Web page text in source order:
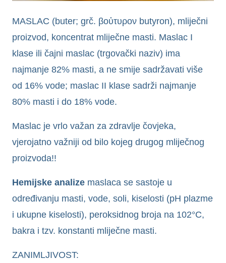
MASLAC (buter; grč. βοὐτυρον butyron), mliječni
proizvod, koncentrat mliječne masti. Maslac I
klase ili čajni maslac (trgovački naziv) ima
najmanje 82% masti, a ne smije sadržavati više
od 16% vode; maslac II klase sadrži najmanje
80% masti i do 18% vode.
Maslac je vrlo važan za zdravlje čovjeka,
vjerojatno važniji od bilo kojeg drugog mliječnog
proizvoda!!
Hemijske analize maslaca se sastoje u
određivanju masti, vode, soli, kiselosti (pH plazme
i ukupne kiselosti), peroksidnog broja na 102°C,
bakra i tzv. konstanti mliječne masti.
ZANIMLJIVOST: